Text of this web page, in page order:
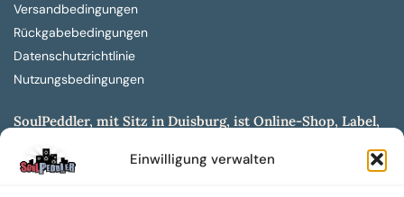
Einwilligung verwalten
Versandbedingungen
Rückgabebedingungen
Datenschutzrichtlinie
Nutzungsbedingungen
SoulPeddler, mit Sitz in Duisburg, ist Online-Shop, Label,
entwickelt aus dem SoulPeddler Vinyl-Presswerk und
unserer Online-Gig-Plattform.